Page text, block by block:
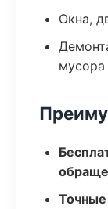
Окна,
мусора
Точные